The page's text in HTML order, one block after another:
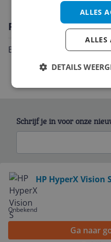
Beschrijving in
HP HyperX Vision
Onbekend
Ga naar
Schrijf je in voor onze
Service
ALLES
ALLES
DETAILS